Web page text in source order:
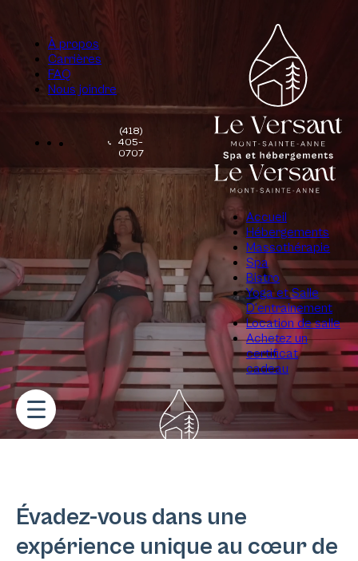
À propos
Carrières
FAQ
Nous joindre
(418)
405-
0707
Accueil
Hébergements
Massothérapie
Spa
Bistro
Yoga et Salle
D’entrainement
Location de salle
Achetez un
certificat
cadeau
Évadez-vous dans une
expérience unique au cœur de